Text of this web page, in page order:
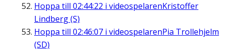
Hoppa till 02:44:22 i videospelarenKristoffer
Lindberg (S)
Hoppa till 02:46:07 i videospelarenPia Trollehjelm
(SD)